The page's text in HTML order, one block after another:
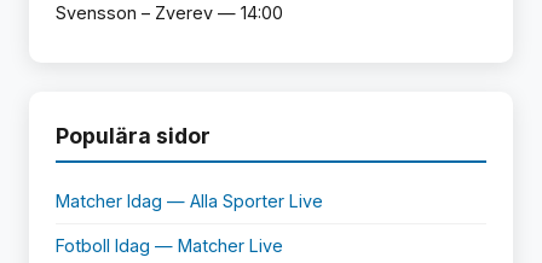
Svensson – Zverev — 14:00
Populära sidor
Matcher Idag — Alla Sporter Live
Fotboll Idag — Matcher Live